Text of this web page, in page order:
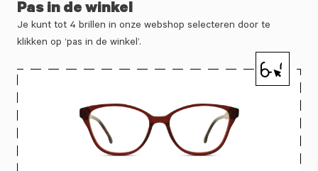
Pas in de winkel
Je kunt tot 4 brillen in onze webshop selecteren door te
klikken op ‘pas in de winkel’.